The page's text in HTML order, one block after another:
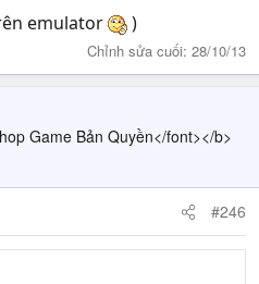
emulator
)
Chỉnh sửa cuối: 28/10/13
Game Bản Quyền</font></b>
#246